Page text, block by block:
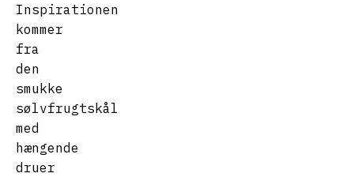
Inspirationen
kommer
fra
den
smukke
sølvfrugtskål
med
hængende
druer